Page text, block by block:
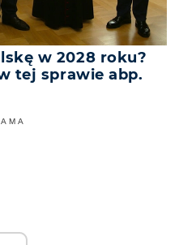
w 2028 roku?
tej sprawie abp.